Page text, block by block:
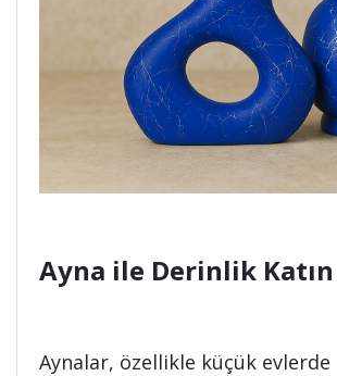
Ayna ile Derinlik Katın
Aynalar, özellikle küçük evlerde